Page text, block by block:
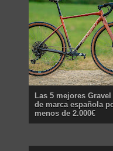
Las 5 mejores Gravel
de marca española
menos de 2.000€